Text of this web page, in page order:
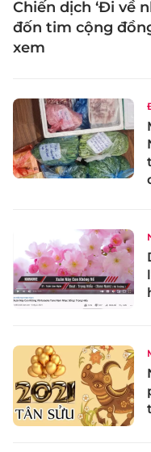
Chiến dịch ‘Đi về
đốn tim cộng
xem